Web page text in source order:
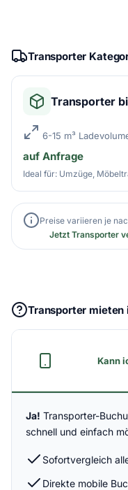
Transporter
Transporter
6-15 m³
auf Anfrage
Ideal für: Umzüge,
Preise variieren je
Jetzt Transporter
Transporter mieten
Kann
Ja! Transporter-
schnell und einfach
Sofortvergleich
Direkte mobile